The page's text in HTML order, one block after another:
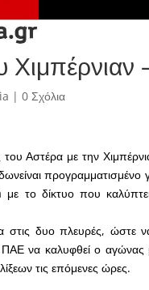
| 0 Σχόλια
Αστέρα με την
προγραμματισμένο
με το δίκτυο που
δυο πλευρές, ώστε να
ΠΑΕ να καλυφθεί ο
τις επόμενες ώρες.